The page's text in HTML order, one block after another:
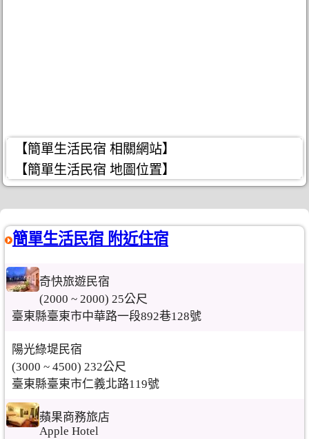
【簡單生活民宿 相關網站】
【簡單生活民宿 地圖位置】
簡單生活民宿 附近住宿
奇快旅遊民宿
(2000 ~ 2000) 25公尺
臺東縣臺東市中華路一段892巷128號
陽光綠堤民宿
(3000 ~ 4500) 232公尺
臺東縣臺東市仁義北路119號
蘋果商務旅店
Apple Hotel